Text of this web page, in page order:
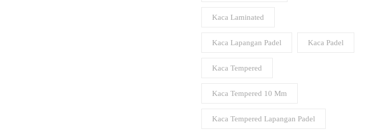
Kaca Laminated
Kaca Lapangan Padel Kaca Padel
Kaca Tempered
Kaca Tempered 10 Mm
Kaca Tempered Lapangan Padel